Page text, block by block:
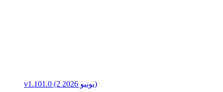
v1.101.0 (2 يونيو 2026)